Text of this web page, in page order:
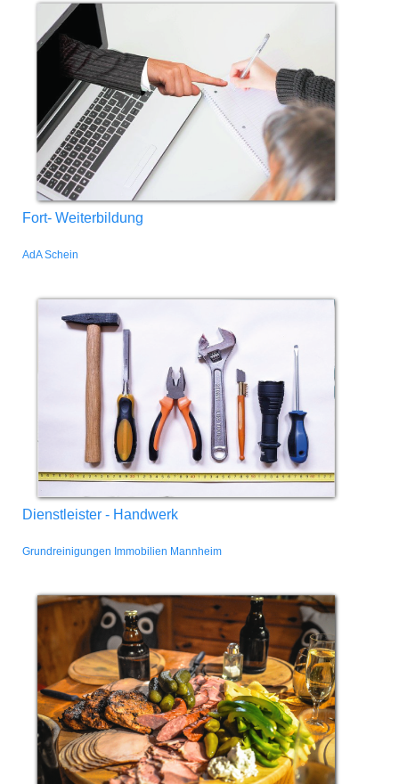
Fort- Weiterbildung
AdA Schein
Dienstleister - Handwerk
Grundreinigungen Immobilien Mannheim